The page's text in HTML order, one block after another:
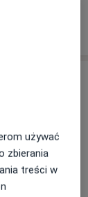
wizytę
używać
zbierania
treści w